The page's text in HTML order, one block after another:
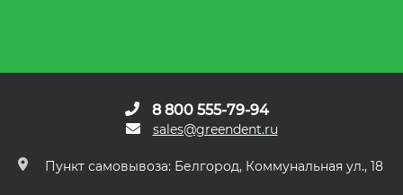
8 800 555-79-94
sales@greendent.ru
Пункт самовывоза: Белгород, Коммунальная ул., 18